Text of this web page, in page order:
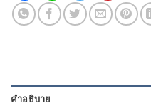
คำอธิบาย